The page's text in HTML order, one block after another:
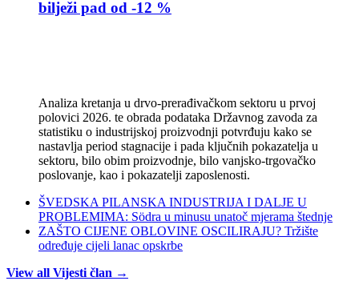
bilježi pad od -12 %
Analiza kretanja u drvo-prerađivačkom sektoru u prvoj
polovici 2026. te obrada podataka Državnog zavoda za
statistiku o industrijskoj proizvodnji potvrđuju kako se
nastavlja period stagnacije i pada ključnih pokazatelja u
sektoru, bilo obim proizvodnje, bilo vanjsko-trgovačko
poslovanje, kao i pokazatelji zaposlenosti.
ŠVEDSKA PILANSKA INDUSTRIJA I DALJE U
PROBLEMIMA: Södra u minusu unatoč mjerama štednje
ZAŠTO CIJENE OBLOVINE OSCILIRAJU? Tržište
određuje cijeli lanac opskrbe
View all Vijesti član →